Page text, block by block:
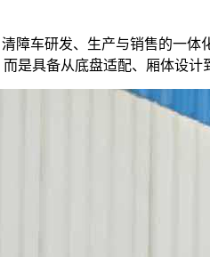
障车研发、生产与销售的一
具备从底盘适配、厢体设计